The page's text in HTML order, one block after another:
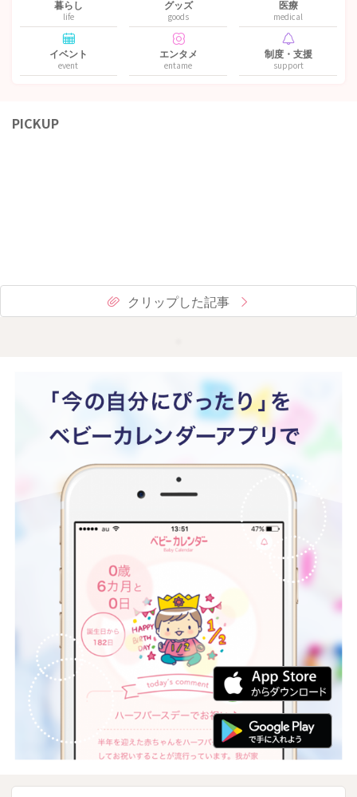
暮らし
life
グッズ
goods
医療
medical
イベント
event
エンタメ
entame
制度・支援
support
PICKUP
クリップした記事